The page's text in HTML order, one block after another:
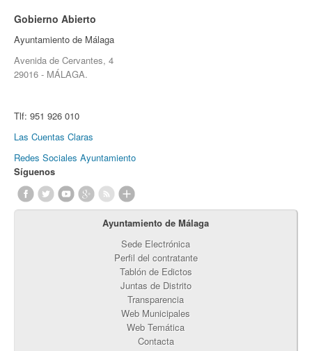
Gobierno Abierto
Ayuntamiento de Málaga
Avenida de Cervantes, 4
29016 - MÁLAGA.
Tlf: 951 926 010
Las Cuentas Claras
Redes Sociales Ayuntamiento
Síguenos
Ayuntamiento de Málaga
Sede Electrónica
Perfil del contratante
Tablón de Edictos
Juntas de Distrito
Transparencia
Web Municipales
Web Temática
Contacta